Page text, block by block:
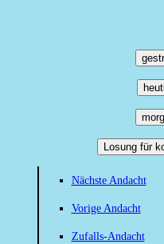
Losung für
Nächste Andacht
Vorige Andacht
Zufalls-Andacht